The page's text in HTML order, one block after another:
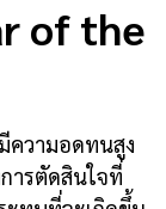
of the
ความอดทนสูง
ารตัดสินใจที่